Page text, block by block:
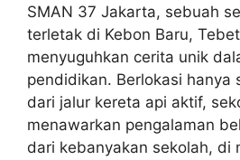
SMAN 37 Jakarta, sebuah
terletak di Kebon Baru,
menyuguhkan cerita unik
pendidikan. Berlokasi hanya
dari jalur kereta api aktif,
menawarkan pengalaman
dari kebanyakan sekolah, di